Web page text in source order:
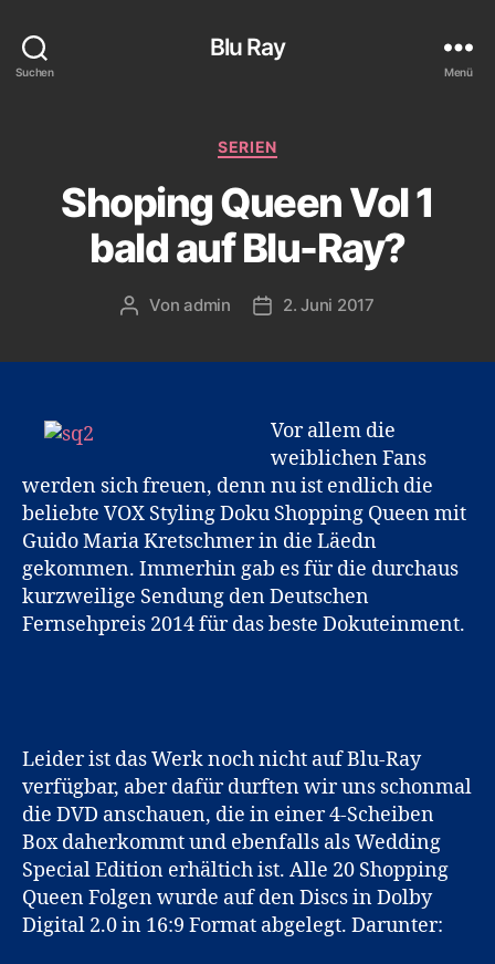
Suchen
Blu Ray
Menü
Kategorien
SERIEN
Shoping Queen Vol 1
bald auf Blu-Ray?
Beitragsautor
Vonadmin Veröffentlichungsdatum
2. Juni 2017
Vor allem die
weiblichen Fans
werden sich freuen, denn nu ist endlich die
beliebte VOX Styling Doku Shopping Queen mit
Guido Maria Kretschmer in die Läedn
gekommen. Immerhin gab es für die durchaus
kurzweilige Sendung den Deutschen
Fernsehpreis 2014 für das beste Dokuteinment.
Leider ist das Werk noch nicht auf Blu-Ray
verfügbar, aber dafür durften wir uns schonmal
die DVD anschauen, die in einer 4-Scheiben
Box daherkommt und ebenfalls als Wedding
Special Edition erhältich ist. Alle 20 Shopping
Queen Folgen wurde auf den Discs in Dolby
Digital 2.0 in 16:9 Format abgelegt. Darunter: